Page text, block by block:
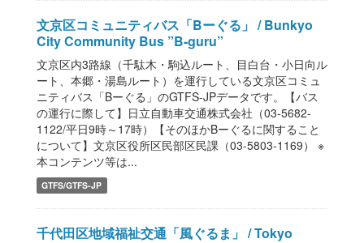
文京区コミュニティバス「Bーぐる」 / Bunkyo
City Community Bus ”B-guru”
文京区内3路線（千駄木・駒込ルート、目白台・小日向ル
ート、本郷・湯島ルート）を運行している文京区コミュ
ニティバス「Bーぐる」のGTFS-JPデータです。【バス
の運行に際して】日立自動車交通株式会社（03-5682-
1122/平日9時～17時）【そのほかBーぐるに関すること
について】文京区役所区民部区民課（03-5803-1169） ※
本コンテンツ等は...
GTFS/GTFS-JP
千代田区地域福祉交通「風ぐるま」 / Tokyo